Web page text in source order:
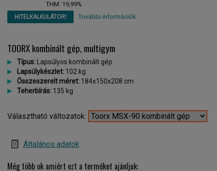
THM: 19,99%
HITELKALKULÁTOR! További információk
TOORX kombinált gép, multigym
Típus: Lapsúlyos kombinált gép
Lapsúlykészlet: 102 kg
Összeszerelt méret: 184x150x208 cm
Teherbírás: 135 kg
Választható változatok:
Általános adatok
Még több ok amiért ezt a terméket ajánljuk: